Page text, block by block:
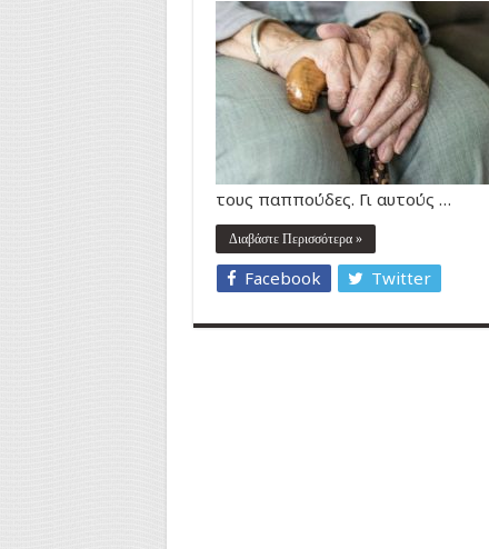
τους παππούδες. Γι αυτούς …
Διαβάστε Περισσότερα »
Facebook Twitter